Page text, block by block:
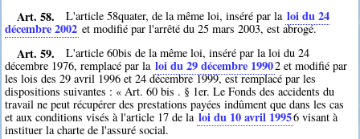
Art. 58. L'article 58quater, de la même loi, inséré par la loi du 24
décembre 2002 et modifié par l'arrêté du 25 mars 2003, est abrogé.
Art. 59.
L'article 60bis de la même loi, inséré par la loi du 24
décembre 1976, remplacé par la loi du 29 décembre 19902 et modifié par
les lois des 29 avril 1996 et 24 décembre 1999, est remplacé par les
dispositions suivantes : « Art. 60 bis . § 1er. Le Fonds des accidents du
travail ne peut récupérer des prestations payées indûment que dans les cas
et aux conditions visés à l'article 17 de la loi du 10 avril 19956 visant à
instituer la charte de l'assuré social.